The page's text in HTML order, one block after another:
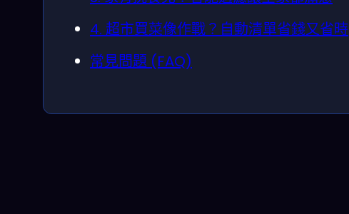
4. 超市買菜像作戰？自動清單省錢又省時
常見問題 (FAQ)